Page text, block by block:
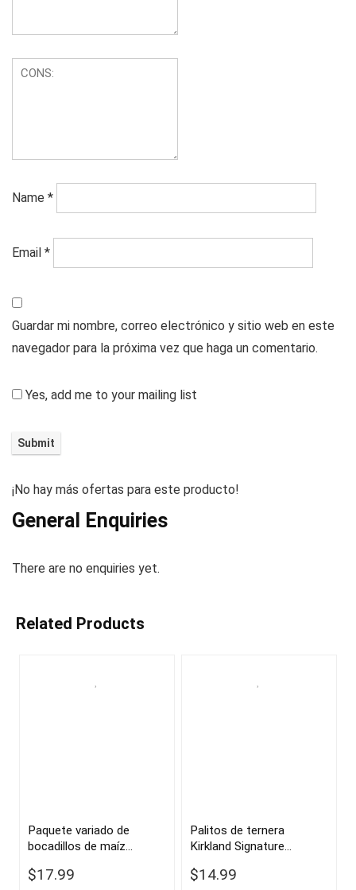
Name *
Email *
Guardar mi nombre, correo electrónico y sitio web en este
navegador para la próxima vez que haga un comentario.
Yes, add me to your mailing list
¡No hay más ofertas para este producto!
General Enquiries
There are no enquiries yet.
Related Products
Paquete variado de
bocadillos de maíz
oz, 30 unidades |
$17.99
Palitos de ternera
Kirkland Signature
1.15 oz, 12 unidades |
$14.99